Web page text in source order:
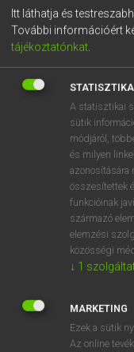
Itt láthatja és
További információért
tájékoztatónkat
STATISZTIKA
A statisztikai
sütik
módjáról,
és milyen
azonosítására
összesítettek
funkcióinak
származó
elemzési
közösségi
↓ 1
MARKETING
Ezek a sütik
Az online
v b n m